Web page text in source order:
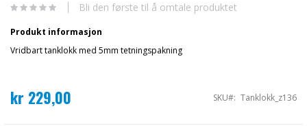
bildegalleri
Bli den første til å omtale produktet
Produkt informasjon
Vridbart tanklokk med 5mm tetningspakning
kr 229,00 SKU Tanklokk_z136